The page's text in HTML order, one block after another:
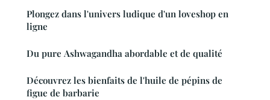
Plongez dans l'univers ludique d'un loveshop en
ligne
Du pure Ashwagandha abordable et de qualité
Découvrez les bienfaits de l'huile de pépins de
figue de barbarie